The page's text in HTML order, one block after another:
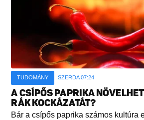
TUDOMÁNY SZERDA 07:24
A CSÍPŐS PAPRIKA
RÁK KOCKÁZATÁT?
Bár a csípős paprika számos kultúra